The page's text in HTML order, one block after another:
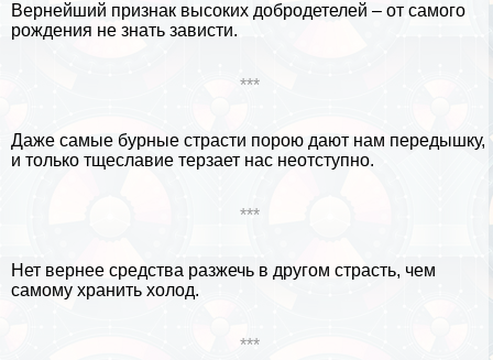
Вернейший признак высоких добродетелей – от самого
рождения не знать зависти.
***
Даже самые бурные страсти порою дают нам передышку,
и только тщеславие терзает нас неотступно.
***
Нет вернее средства разжечь в другом страсть, чем
самому хранить холод.
***